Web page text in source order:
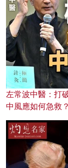
左常波中醫：打
中風應如何急救？